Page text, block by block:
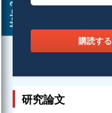
Help ?
購読する
研究論文